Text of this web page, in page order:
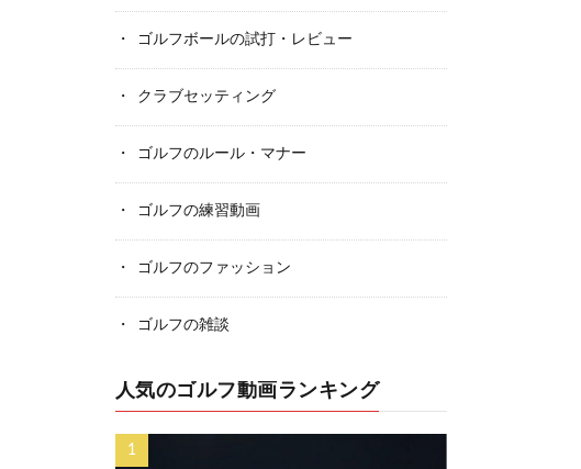
ゴルフボールの試打・レビュー
クラブセッティング
ゴルフのルール・マナー
ゴルフの練習動画
ゴルフのファッション
ゴルフの雑談
人気のゴルフ動画ランキング